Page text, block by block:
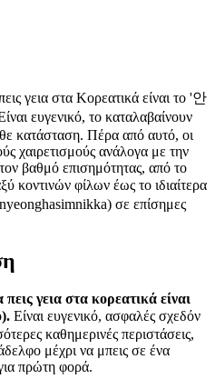
γεια στα Κορεατικά είναι το '안
ευγενικό, το καταλαβαίνουν
κατάσταση. Πέρα από αυτό, οι
χαιρετισμούς ανάλογα με την
βαθμό επισημότητας, από το
φίλων έως το ιδιαίτερα
σε επίσημες
γεια στα κορεατικά είναι
Είναι ευγενικό, ασφαλές σχεδόν
καθημερινές περιστάσεις,
μέχρι να μπεις σε ένα
πρώτη φορά.